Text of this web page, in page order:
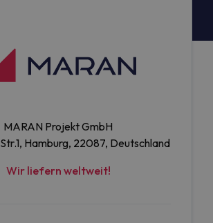
MARAN Projekt GmbH
Hamburg, 22087, Deutschland
Wir liefern weltweit!